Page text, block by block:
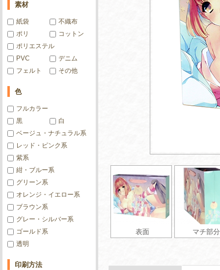
表面 マチ部分
素材
紙袋
不織布
ポリ
コットン
ポリエステル
PVC
デニム
フェルト
その他
色
フルカラー
黒
白
ベージュ・ナチュラル系
レッド・ピンク系
紫系
紺・ブルー系
グリーン系
オレンジ・イエロー系
ブラウン系
グレー・シルバー系
ゴールド系
透明
印刷方法